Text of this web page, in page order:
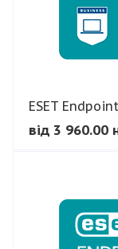
ESET
від 3 960.00